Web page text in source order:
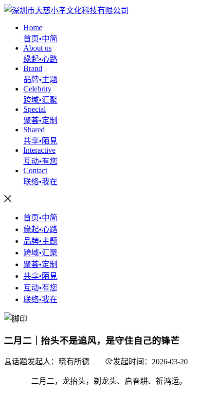
Home
首页•中简
About us
缘起•心路
Brand
品牌•主题
Celebrity
跨域•汇聚
Special
聚荟•定制
Shared
共享•陌見
Interactive
互动•有您
Contact
联络•我在
首页•中简
缘起•心路
品牌•主题
跨域•汇聚
聚荟•定制
共享•陌見
互动•有您
联络•我在
二月二｜抬头不是追风，是守住自己的锋芒
话题发起人：晓有所德 发起时间：2026-03-20
二月二，龙抬头，剃龙头、启春耕、祈鸿运。